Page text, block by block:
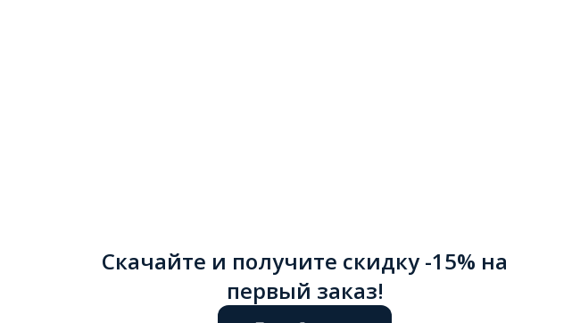
Скачайте и получите скидку -15% на
первый заказ!